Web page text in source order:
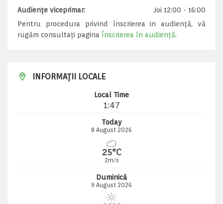
Audiențe viceprimar:
Joi 12:00 - 16:00
Pentru procedura privind înscrierea in audiență, vă
rugăm consultați pagina Înscrierea în audiență.
INFORMAȚII LOCALE
Local Time
1:47
Today
8 August 2026
25°C
2m/s
Duminică
9 August 2026